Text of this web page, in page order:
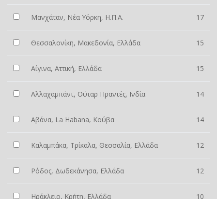
Μανχάταν, Νέα Υόρκη, Η.Π.Α. 17
Θεσσαλονίκη, Μακεδονία, Ελλάδα 15
Αίγινα, Αττική, Ελλάδα 15
Αλλαχαμπάντ, Ούταρ Πραντές, Ινδία 14
Αβάνα, La Habana, Κούβα 14
Καλαμπάκα, Τρίκαλα, Θεσσαλία, Ελλάδα 12
Ρόδος, Δωδεκάνησα, Ελλάδα 12
Ηράκλειο, Κρήτη, Ελλάδα 10